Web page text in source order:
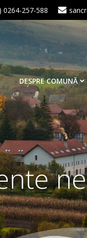
0264-257-588
DESPRE COMUNĂ